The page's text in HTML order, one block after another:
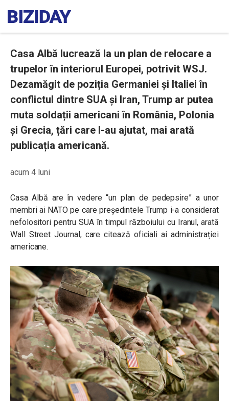
Casa Albă lucrează la un plan de relocare a
trupelor în interiorul Europei, potrivit WSJ.
Dezamăgit de poziția Germaniei și Italiei în
conflictul dintre SUA și Iran, Trump ar putea
muta soldații americani în România, Polonia
și Grecia, țări care l-au ajutat, mai arată
publicația americană.
acum 4 luni
Casa Albă are în vedere “un plan de pedepsire” a unor
membri ai NATO pe care președintele Trump i-a considerat
nefolositori pentru SUA în timpul războiului cu Iranul, arată
Wall Street Journal, care citează oficiali ai administrației
americane.